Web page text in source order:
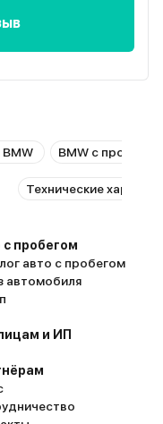
BMW с пробегом
Технические
с пробегом
авто с пробегом
автомобиля
и ИП